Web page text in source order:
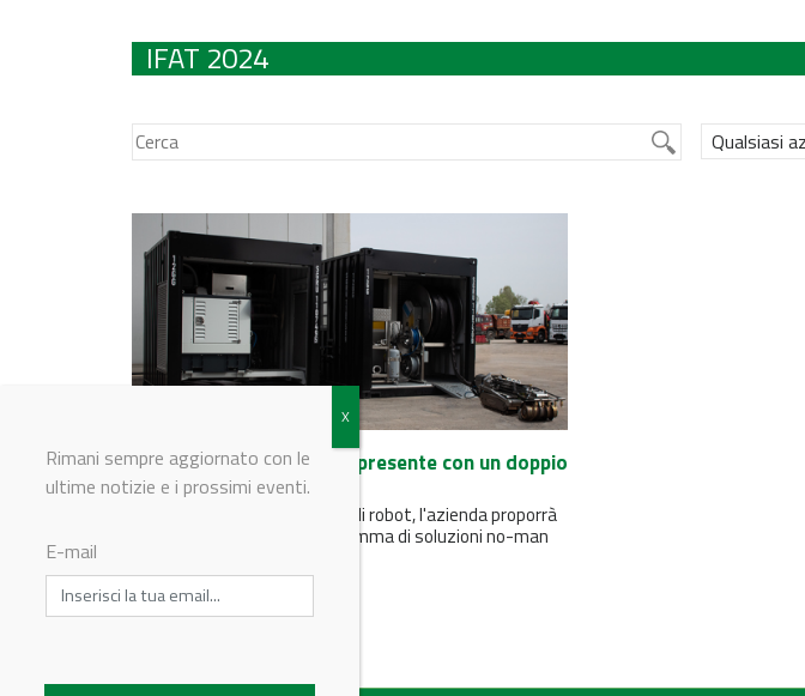
IFAT 2024
Qualsiasi
IFAT 2024, Gerotto sarà presente con un doppio
stand C4.326 | C34.3
Tra live demo ed esposizioni di robot, l'azienda proporrà
ai professionisti un’ampia gamma di soluzioni no-man
Rimani sempre aggiornato con le
ultime notizie e i prossimi eventi.
E-mail